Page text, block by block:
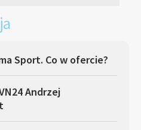
Sport. Co w ofercie?
Andrzej